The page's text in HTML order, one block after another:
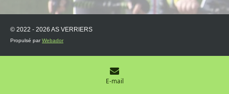
© 2022 - 2026 AS VERRIERS
Propulsé parWebador
E-mail